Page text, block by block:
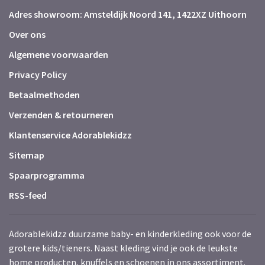
Adres showroom: Amsteldijk Noord 141, 1422XZ Uithoorn
Over ons
Algemene voorwaarden
Privacy Policy
Betaalmethoden
Verzenden & retourneren
Klantenservice Adorablekidzz
Sitemap
Spaarprogramma
RSS-feed
Adorablekidzz duurzame baby- en kinderkleding ook voor de
grotere kids/tieners. Naast kleding vind je ook de leukste
home producten, knuffels en schoenen in ons assortiment.